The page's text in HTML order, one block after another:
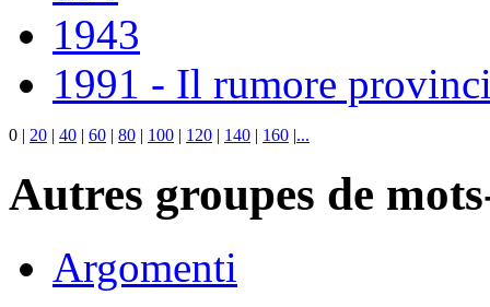
1943
1991 - Il rumore
0 | 20 | 40 | 60 | 80 | 100 | 120 | 140 | 160 |...
Autres groupes de
Argomenti